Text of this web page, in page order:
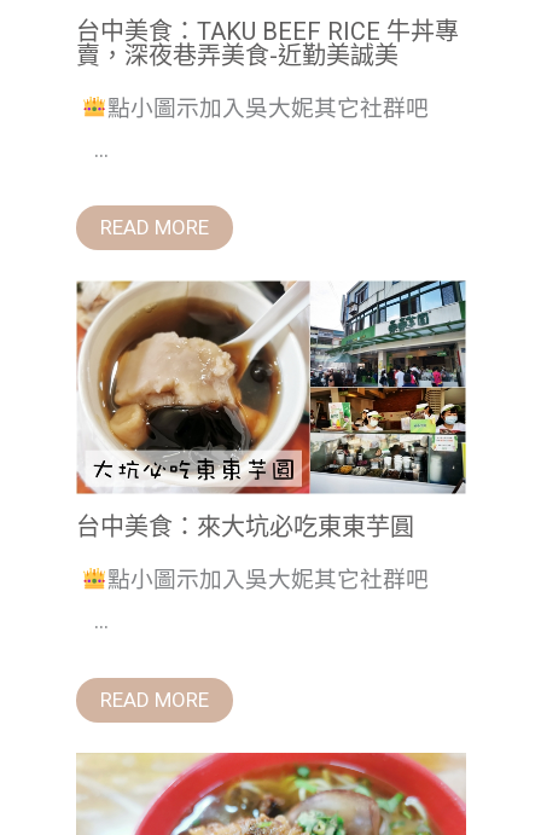
台中美食：TAKU BEEF RICE 牛丼專
賣，深夜巷弄美食-近勤美誠美
點小圖示加入吳大妮其它社群吧
...
READ MORE
台中美食：來大坑必吃東東芋圓
點小圖示加入吳大妮其它社群吧
...
READ MORE